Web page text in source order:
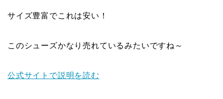
サイズ豊富でこれは安い！
このシューズかなり売れているみたいですね～
公式サイトで説明を読む